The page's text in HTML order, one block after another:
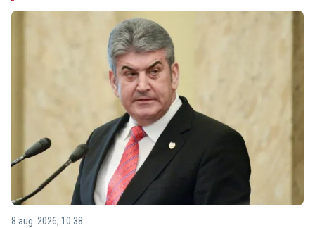
8 aug. 2026, 10:38